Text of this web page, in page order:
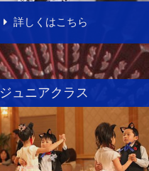
詳しくはこちら
ジュニアクラス